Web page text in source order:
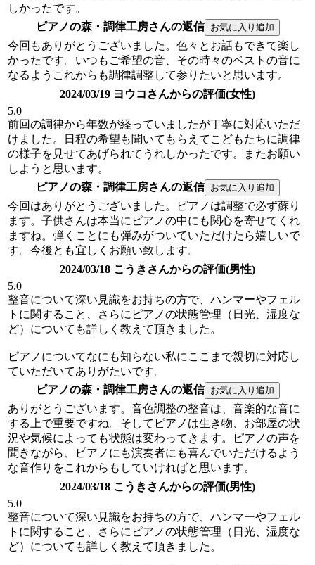
しかったです。
ピアノの森・調律工房さんの返信
今回もありがとうございました。色々とお話もできて楽し
かったです。いつもご希望の音、その時々のベストの音に
なるようこれからも調律調整して参りたいと思います。
2024/03/19 ヨウコさんからの評価(女性)
5.0
前回の調律から年数が経っていましたが丁寧に対応いただ
けました。日程の希望も聞いてもらえてこどもたちに調律
の様子を見せてあげられてうれしかったです。またお願い
しようと思います。
ピアノの森・調律工房さんの返信
今回はありがとうございました。ピアノは調整で必ず蘇り
ます。子供さんは本当にピアノの中にも関心を寄せてくれ
ますね。弾くことにも弾みがついていただけたら嬉しいで
す。今後とも宜しくお願い致します。
2024/03/18 こうきさんからの評価(男性)
5.0
整音について深い見識をお持ちの方で、ハンマーやフェル
トに関すること、さらにピアノの状態管理（日光、湿度な
ど）についても詳しく教えて頂きました。
ピアノについてなにも知らない私にここまで親切に対応し
ていただいてありがたいです。
ピアノの森・調律工房さんの返信
ありがとうございます。音色調整の整音は、音楽的な音に
する上で重要ですね。そしてピアノは生き物、お部屋の状
況や気候によっても状態は変わってきます。ピアノの声を
聞きながら、ピアノにも演奏者にも喜んでいただけるよう
な音作りをこれからもしていければと思います。
2024/03/18 こうきさんからの評価(男性)
5.0
整音について深い見識をお持ちの方で、ハンマーやフェル
トに関すること、さらにピアノの状態管理（日光、湿度な
ど）についても詳しく教えて頂きました。